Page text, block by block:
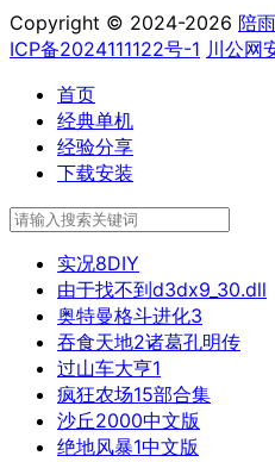
Copyright © 2024-2026 陪
ICP备2024111122号-1 川公网
首页
经典单机
经验分享
下载安装
实况8DIY
由于找不到d3dx9_30.dll
奥特曼格斗进化3
吞食天地2诸葛孔明传
过山车大亨1
疯狂农场15部合集
沙丘2000中文版
绝地风暴1中文版